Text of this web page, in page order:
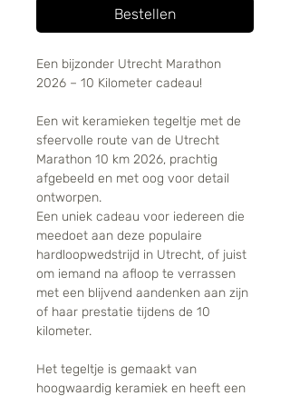
Bestellen
Een bijzonder Utrecht Marathon
2026 – 10 Kilometer cadeau!
Een wit keramieken tegeltje met de
sfeervolle route van de Utrecht
Marathon 10 km 2026, prachtig
afgebeeld en met oog voor detail
ontworpen.
Een uniek cadeau voor iedereen die
meedoet aan deze populaire
hardloopwedstrijd in Utrecht, of juist
om iemand na afloop te verrassen
met een blijvend aandenken aan zijn
of haar prestatie tijdens de 10
kilometer.
Het tegeltje is gemaakt van
hoogwaardig keramiek en heeft een